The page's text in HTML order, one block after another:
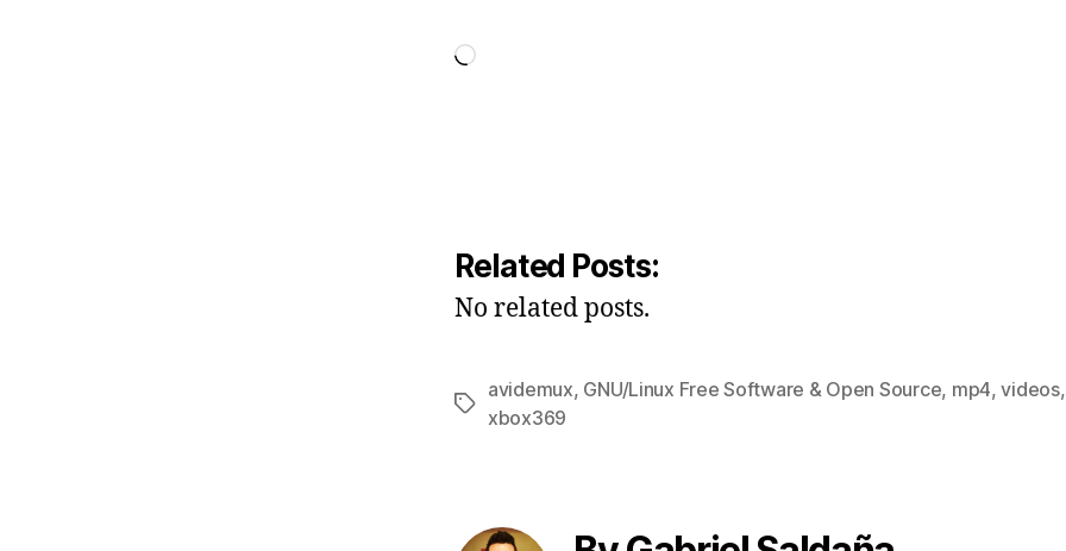
Related Posts:
No related posts.
Tags
avidemux, GNU/Linux Free Software & Open Source, mp4,videos,
xbox369